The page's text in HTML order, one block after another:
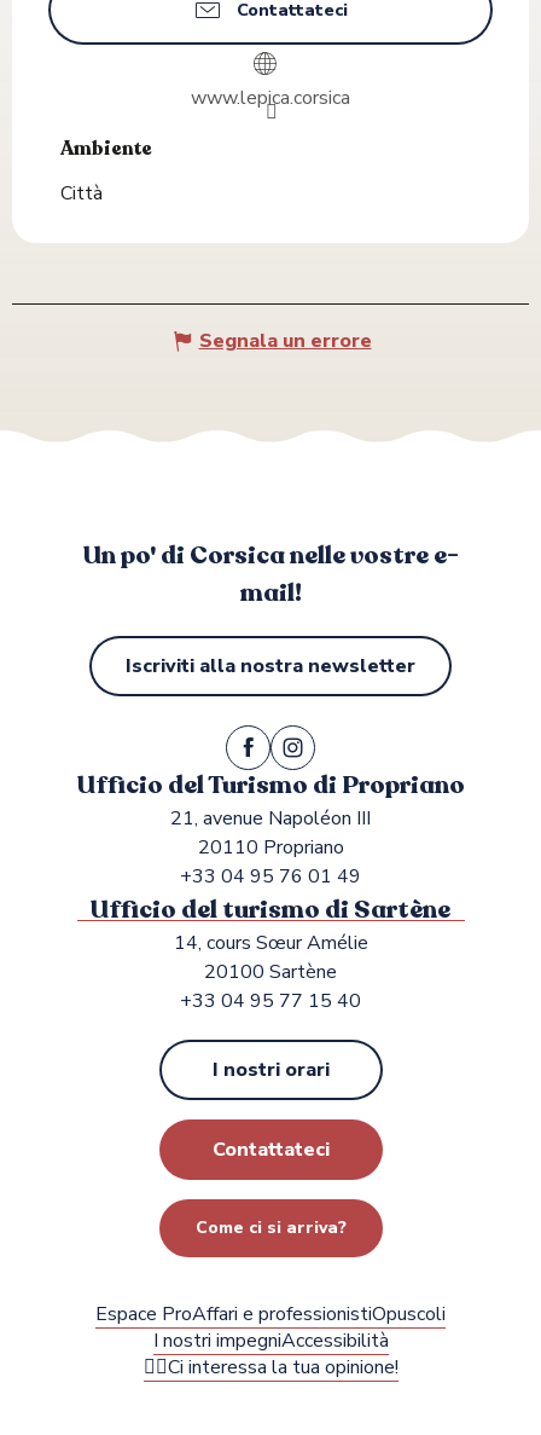
Contattateci
www.lepica.corsica
Ambiente
Ambiente
Città
Segnala un errore
Un po' di Corsica nelle vostre e-
mail!
Iscriviti alla nostra newsletter
Ufficio del Turismo di Propriano
21, avenue Napoléon III
20110 Propriano
+33 04 95 76 01 49
Ufficio del turismo di Sartène
14, cours Sœur Amélie
20100 Sartène
+33 04 95 77 15 40
I nostri orari
Contattateci
Come ci si arriva?
Espace ProAffari e professionistiOpuscoli
I nostri impegniAccessibilità
✍🏻Ci interessa la tua opinione!